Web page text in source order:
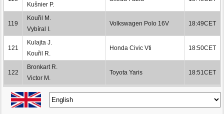
Kušnier P.
119
Kouřil M.
Vybíral I.
Volkswagen Polo 16V 18:49CET
121
Kulajta J.
Kouřil R.
Honda Civic Vti 18:50CET
122
Bronkart R.
Victor M.
Toyota Yaris 18:51CET